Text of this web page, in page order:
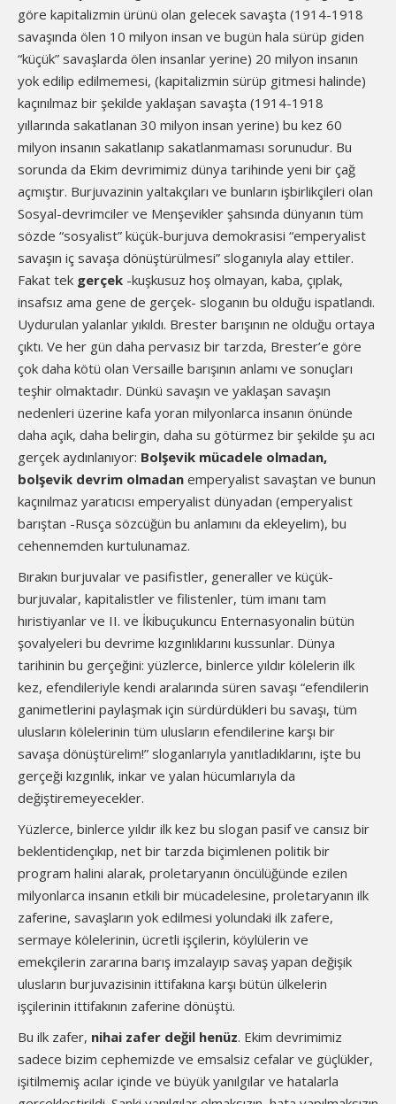
göre kapitalizmin ürünü olan gelecek savaşta (1914-1918
savaşında ölen 10 milyon insan ve bugün hala sürüp giden
“küçük” savaşlarda ölen insanlar yerine) 20 milyon insanın
yok edilip edilmemesi, (kapitalizmin sürüp gitmesi halinde)
kaçınılmaz bir şekilde yaklaşan savaşta (1914-1918
yıllarında sakatlanan 30 milyon insan yerine) bu kez 60
milyon insanın sakatlanıp sakatlanmaması sorunudur. Bu
sorunda da Ekim devrimimiz dünya tarihinde yeni bir çağ
açmıştır. Burjuvazinin yaltakçıları ve bunların işbirlikçileri olan
Sosyal-devrimciler ve Menşevikler şahsında dünyanın tüm
sözde “sosyalist” küçük-burjuva demokrasisi “emperyalist
savaşın iç savaşa dönüştürülmesi” sloganıyla alay ettiler.
Fakat tek gerçek -kuşkusuz hoş olmayan, kaba, çıplak,
insafsız ama gene de gerçek- sloganın bu olduğu ispatlandı.
Uydurulan yalanlar yıkıldı. Brester barışının ne olduğu ortaya
çıktı. Ve her gün daha pervasız bir tarzda, Brester’e göre
çok daha kötü olan Versaille barışının anlamı ve sonuçları
teşhir olmaktadır. Dünkü savaşın ve yaklaşan savaşın
nedenleri üzerine kafa yoran milyonlarca insanın önünde
daha açık, daha belirgin, daha su götürmez bir şekilde şu acı
gerçek aydınlanıyor: Bolşevik mücadele olmadan,
bolşevik devrim olmadan emperyalist savaştan ve bunun
kaçınılmaz yaratıcısı emperyalist dünyadan (emperyalist
barıştan -Rusça sözcüğün bu anlamını da ekleyelim), bu
cehennemden kurtulunamaz.
Bırakın burjuvalar ve pasifistler, generaller ve küçük-
burjuvalar, kapitalistler ve filistenler, tüm imanı tam
hıristiyanlar ve II. ve İkibuçukuncu Enternasyonalin bütün
şovalyeleri bu devrime kızgınlıklarını kussunlar. Dünya
tarihinin bu gerçeğini: yüzlerce, binlerce yıldır kölelerin ilk
kez, efendileriyle kendi aralarında süren savaşı “efendilerin
ganimetlerini paylaşmak için sürdürdükleri bu savaşı, tüm
ulusların kölelerinin tüm ulusların efendilerine karşı bir
savaşa dönüştürelim!” sloganlarıyla yanıtladıklarını, işte bu
gerçeği kızgınlık, inkar ve yalan hücumlarıyla da
değiştiremeyecekler.
Yüzlerce, binlerce yıldır ilk kez bu slogan pasif ve cansız bir
beklentidençıkıp, net bir tarzda biçimlenen politik bir
program halini alarak, proletaryanın öncülüğünde ezilen
milyonlarca insanın etkili bir mücadelesine, proletaryanın ilk
zaferine, savaşların yok edilmesi yolundaki ilk zafere,
sermaye kölelerinin, ücretli işçilerin, köylülerin ve
emekçilerin zararına barış imzalayıp savaş yapan değişik
ulusların burjuvazisinin ittifakına karşı bütün ülkelerin
işçilerinin ittifakının zaferine dönüştü.
Bu ilk zafer, nihai zafer değil henüz. Ekim devrimimiz
sadece bizim cephemizde ve emsalsiz cefalar ve güçlükler,
işitilmemiş acılar içinde ve büyük yanılgılar ve hatalarla